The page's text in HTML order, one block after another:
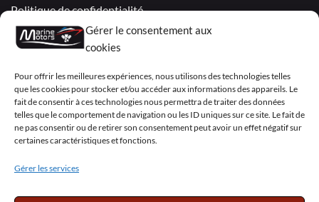
Gérer le consentement aux
cookies
Pour offrir les meilleures expériences, nous utilisons des technologies telles
que les cookies pour stocker et/ou accéder aux informations des appareils. Le
fait de consentir à ces technologies nous permettra de traiter des données
telles que le comportement de navigation ou les ID uniques sur ce site. Le fait de
ne pas consentir ou de retirer son consentement peut avoir un effet négatif sur
certaines caractéristiques et fonctions.
Gérer les services
Politique de confidentialité
Mentions légales
Déclaration de confidentialité (UE)
Visa PayPal